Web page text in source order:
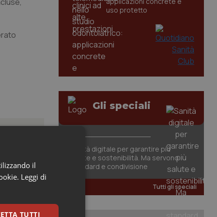
uso protetto
Gli speciali
Sanità digitale per garantire più
salute e sostenibilità. Ma servono
standard e condivisione
Tutti gli speciali
il
Leggi di
TUTTI